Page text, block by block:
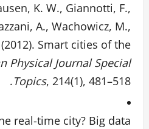
K. W., Giannotti, F.,
A., Wachowicz, M.,
Smart cities of the
Physical Journal Special
Topics, 214(1), 481–518.
real-time city? Big data